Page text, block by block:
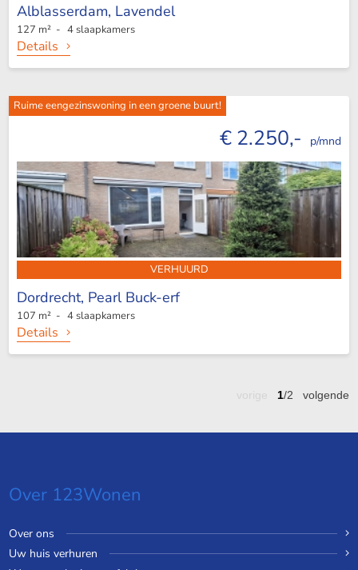
Alblasserdam, Lavendel
127 m² - 4 slaapkamers
Details
Ruime eengezinswoning in een groene buurt!
€ 2.250,- p/mnd
VERHUURD
Dordrecht, Pearl Buck-erf
107 m² - 4 slaapkamers
Details
1/2volgende
Over 123Wonen
Over ons
Uw huis verhuren